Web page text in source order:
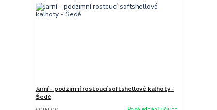
Jarní - podzimní rostoucí softshellové kalhoty -
Šedé
cena od